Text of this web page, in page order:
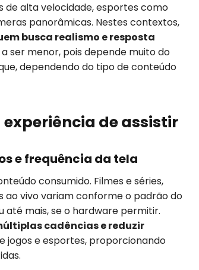
de alta velocidade, esportes como
panorâmicas. Nestes contextos,
busca realismo e resposta
ser menor, pois depende muito do
dependendo do tipo de conteúdo
de assistir
e frequência da tela
consumido. Filmes e séries,
ao vivo variam conforme o padrão do
até mais, se o hardware permitir.
cadências e reduzir
jogos e esportes, proporcionando